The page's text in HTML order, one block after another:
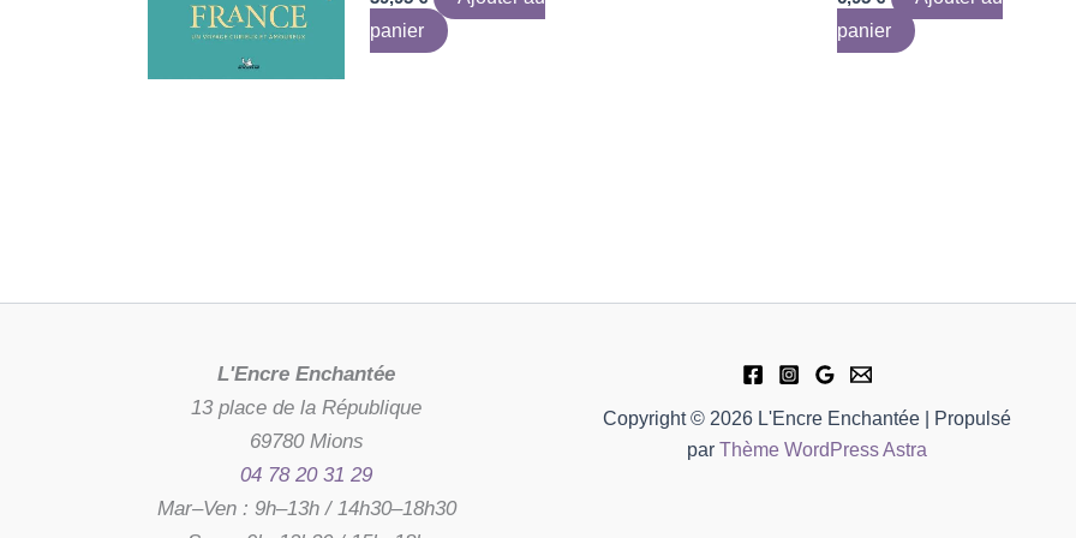
panier
panier
L'Encre Enchantée
13 place de la République
69780 Mions
04 78 20 31 29
Mar–Ven : 9h–13h / 14h30–18h30
Copyright © 2026 L'Encre Enchantée | Propulsé
par Thème WordPress Astra